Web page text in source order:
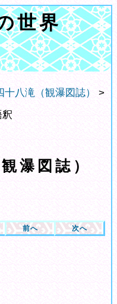
世界
瀑図誌）
前へ 次へ
十八滝（観瀑図誌）
>
釈